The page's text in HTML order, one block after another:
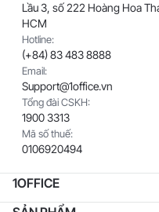
Lầu 3, số 222 Hoàng Hoa
HCM
Hotline:
(+84) 83 483 8888
Email:
Support@1office.vn
Tổng đài CSKH:
1900 3313
Mã số thuế:
0106920494
1OFFICE